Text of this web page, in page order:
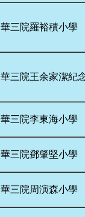
三院羅裕積小學
三院王余家潔紀
三院李東海小學
三院鄧肇堅小學
三院周演森小學